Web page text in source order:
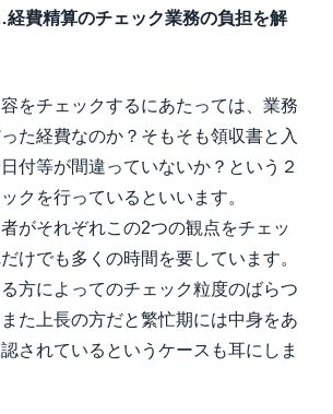
費精算のチェック業務の負担を解
をチェックするにあたっては、業務
た経費なのか？そもそも領収書と入
付等が間違っていないか？という２
クを行っているといいます。
者がそれぞれこの2つの観点をチェッ
けでも多くの時間を要しています。
方によってのチェック粒度のばらつ
た上長の方だと繁忙期には中身をあ
されているというケースも耳にしま